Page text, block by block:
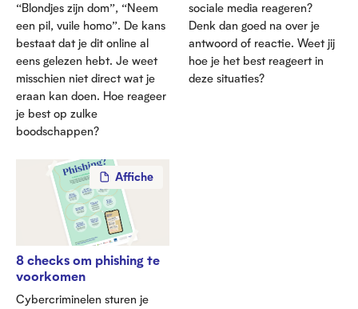
“Blondjes zijn dom”, “Neem
een pil, vuile homo”. De kans
bestaat dat je dit online al
eens gelezen hebt. Je weet
misschien niet direct wat je
eraan kan doen. Hoe reageer
je best op zulke
boodschappen?
sociale media reageren?
Denk dan goed na over je
antwoord of reactie. Weet jij
hoe je het best reageert in
deze situaties?
Affiche
8 checks om phishing te
voorkomen
Cybercriminelen sturen je